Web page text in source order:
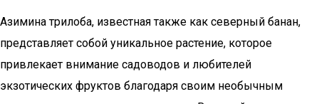
Азимина трилоба, известная также как северный банан,
представляет собой уникальное растение, которое
привлекает внимание садоводов и любителей
экзотических фруктов благодаря своим необычным